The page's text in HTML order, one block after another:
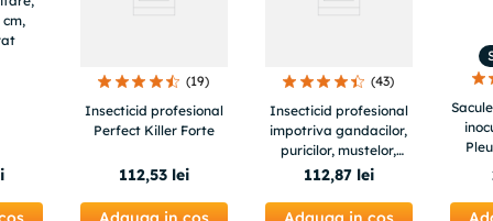
(19)
Insecticid profesional
Perfect Killer Forte
112,53 lei
(43)
Insecticid profesional
impotriva gandacilor,
puricilor, mustelor,
tantarilor, furnicilor -
112,87 lei